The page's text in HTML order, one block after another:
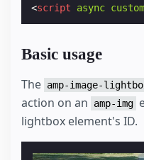
<script async
Basic usage
The amp-image-
action on an amp-img
lightbox element's ID.